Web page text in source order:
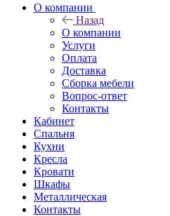
О компании
Назад
О компании
Услуги
Оплата
Доставка
Сборка мебели
Вопрос-ответ
Контакты
Кабинет
Спальня
Кухни
Кресла
Кровати
Шкафы
Металлическая
Контакты